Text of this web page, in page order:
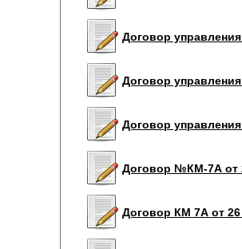
Договор
Договор
Договор
Договор №КМ-7А от
Договор КМ 7А от